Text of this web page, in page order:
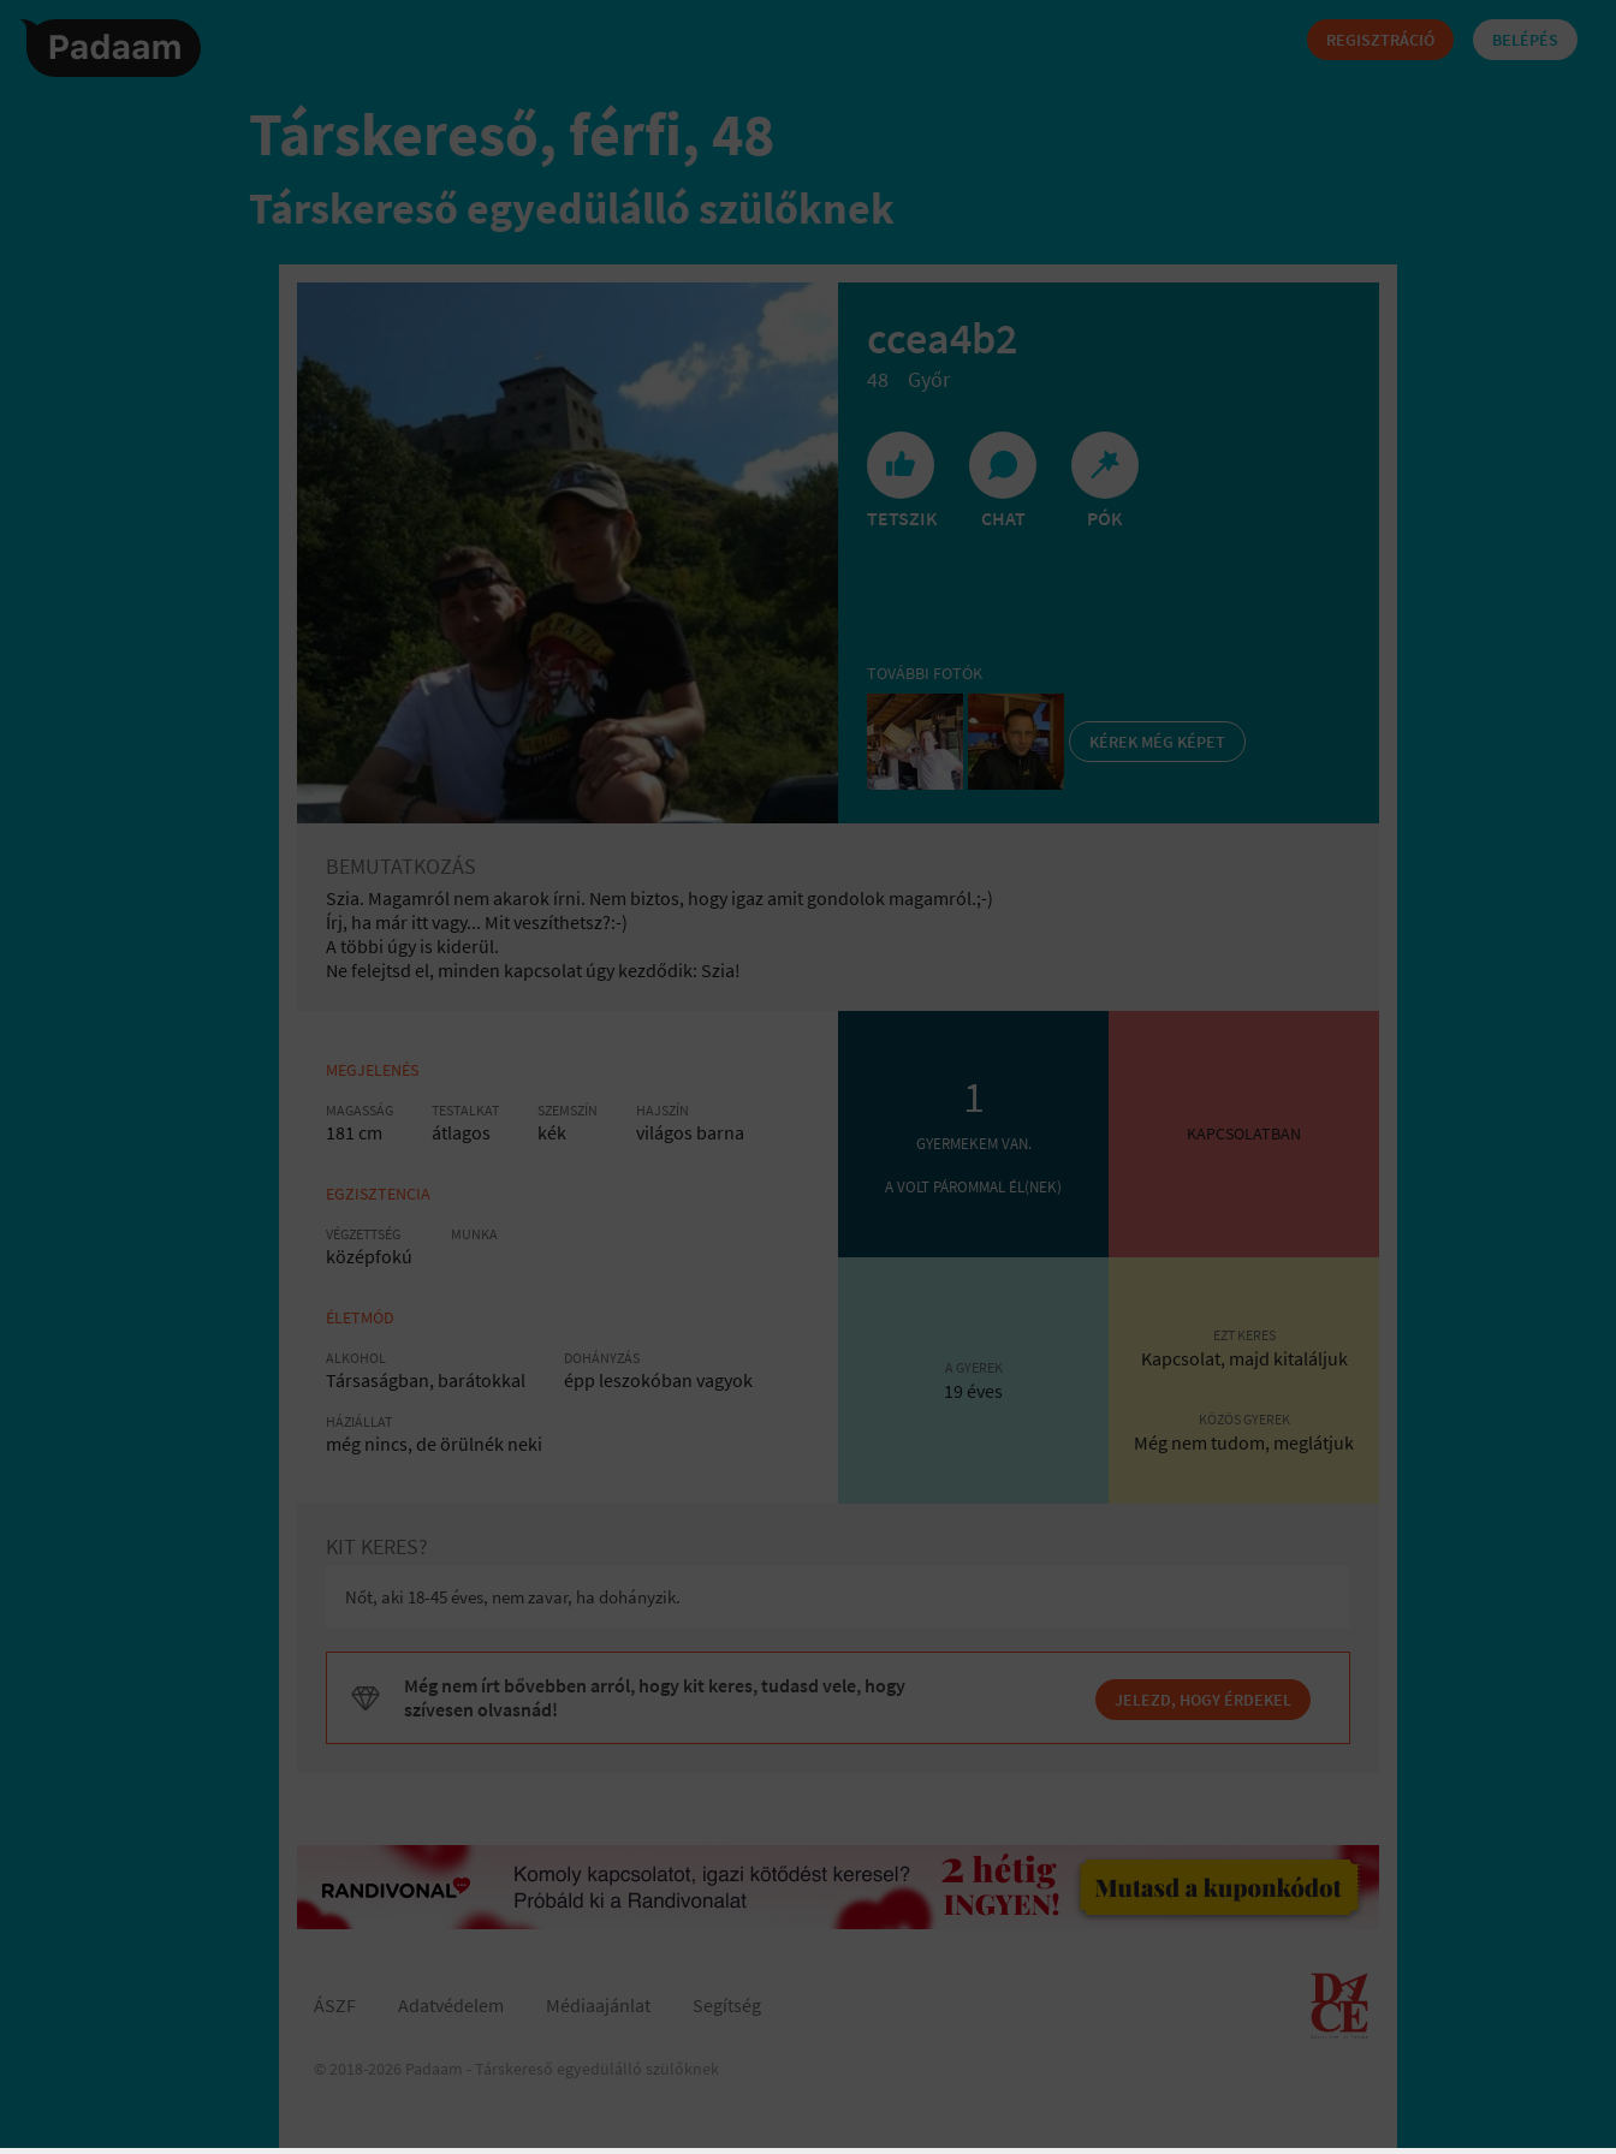
BELÉPÉS
REGISZTRÁCIÓ
Társkereső, férfi, 48
Társkereső egyedülálló szülőknek
ccea4b2
48 Győr
TETSZIK CHAT PÓK
TOVÁBBI FOTÓK
KÉREK MÉG KÉPET
BEMUTATKOZÁS
Szia. Magamról nem akarok írni. Nem biztos, hogy igaz amit gondolok magamról.;-)
Írj, ha már itt vagy... Mit veszíthetsz?:-)
A többi úgy is kiderül.
Ne felejtsd el, minden kapcsolat úgy kezdődik: Szia!
MEGJELENÉS
MAGASSÁG
181 cm
TESTALKAT
átlagos
SZEMSZÍN
kék
HAJSZÍN
világos barna
EGZISZTENCIA
VÉGZETTSÉG
középfokú
MUNKA
ÉLETMÓD
ALKOHOL
Társaságban, barátokkal
DOHÁNYZÁS
épp leszokóban vagyok
HÁZIÁLLAT
még nincs, de örülnék neki
1
GYERMEKEM VAN.
A VOLT PÁROMMAL ÉL(NEK)
A GYEREK
19 éves
KAPCSOLATBAN
EZT KERES
Kapcsolat, majd kitaláljuk
KÖZÖS GYEREK
Még nem tudom, meglátjuk
KIT KERES?
Nőt, aki 18-45 éves, nem zavar, ha dohányzik.
Még nem írt bővebben arról, hogy kit keres, tudasd vele, hogy
szívesen olvasnád!
JELEZD, HOGY ÉRDEKEL
ÁSZF Adatvédelem Médiaajánlat Segítség
© 2018-2026 Padaam - Társkereső egyedülálló szülőknek